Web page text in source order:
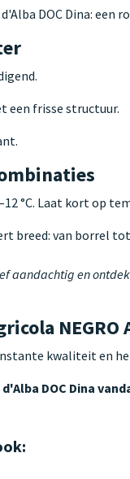
DOC Dina:
een frisse structuur.
°C. Laat kort op
breed: van borrel
aandachtig en
NEGRO
kwaliteit en
DOC Dina